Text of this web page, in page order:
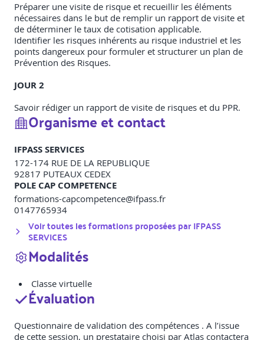
Préparer une visite de risque et recueillir les éléments
nécessaires dans le but de remplir un rapport de visite et
de déterminer le taux de cotisation applicable.
Identifier les risques inhérents au risque industriel et les
points dangereux pour formuler et structurer un plan de
Prévention des Risques.
JOUR 2
Savoir rédiger un rapport de visite de risques et du PPR.
Organisme et contact
IFPASS SERVICES
172-174 RUE DE LA REPUBLIQUE
92817 PUTEAUX CEDEX
POLE CAP COMPETENCE
formations-capcompetence@ifpass.fr
0147765934
Voir toutes les formations proposées parIFPASS
SERVICES
Modalités
Classe virtuelle
Évaluation
Questionnaire de validation des compétences . A l’issue
de cette session, un prestataire choisi par Atlas contactera